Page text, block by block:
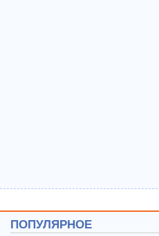
ПОПУЛЯРНОЕ